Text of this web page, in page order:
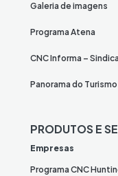
Galeria de imagens
Programa Atena
CNC Informa –
Panorama do Turismo
PRODUTOS E
Empresas
Programa CNC